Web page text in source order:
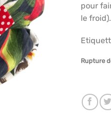
pour
le froid).
Rupture